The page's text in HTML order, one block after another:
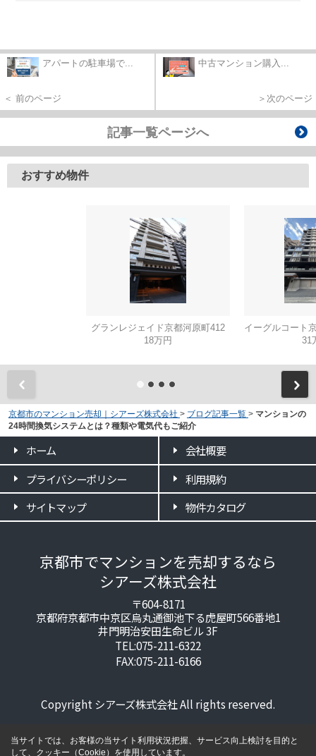
アパートの駐車場で...
＜ 前のページ
中古マンション購入...
＞次のページ
記事一覧ページへ
おすすめ物件
グランレジェイド京都河原町412
18万円
31
京都市のマンション売却｜シアーズ株式会社 > ブログ記事一覧 > マンションの
24時間換気システムとは？種類や電気代もご紹介
ホーム
会社概要
プライバシーポリシー
利用規約
サイトマップ
物件カタログ
京都市でマンションを売却するなら
シアーズ株式会社
〒604-8171
京都府京都市中京区烏丸通御池下る虎屋町566番地1
井門明治安田生命ビル 3F
TEL:075-211-6322
FAX:075-211-6166
Copyright シアーズ株式会社 All rights reserved.
当サイトでは、お客様の当サイト利用状況把握、サービス向上検討を目的と
して、クッキー（Cookie）を使用しています。